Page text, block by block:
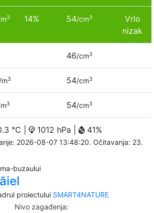
3 14% 54/cm3
Vrlo
nizak
46/cm3
3 54/cm3
3 54/cm3
°C | 1012 hPa | 41%
2026-08-07 13:48:20. Očitavanja: 23.
buzaului
proiectului SMART4NATURE
Nivo zagađenja: